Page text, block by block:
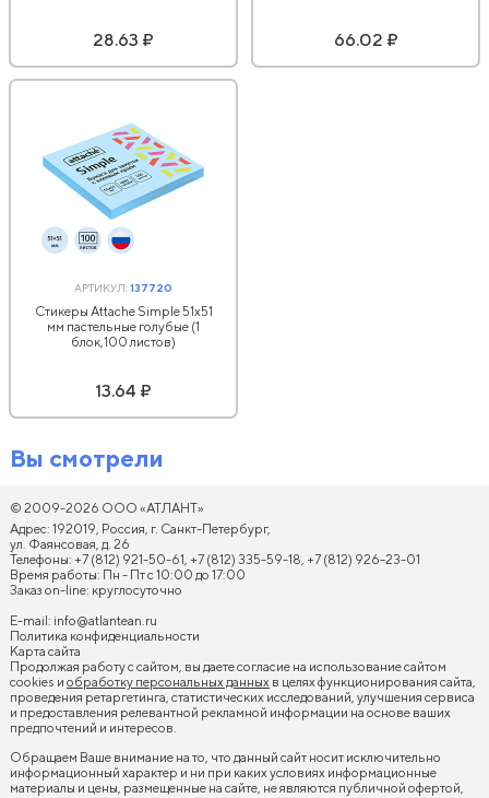
28.63 ₽ 66.02 ₽
АРТИКУЛ:137720
Стикеры Attache Simple 51х51
мм пастельные голубые (1
блок,100 листов)
13.64 ₽
Вы смотрели
© 2009-2026 ООО «АТЛАНТ»
Адрес: 192019, Россия, г. Санкт-Петербург,
ул. Фаянсовая, д. 26
Телефоны: +7 (812) 921-50-61, +7 (812) 335-59-18, +7 (812) 926-23-01
Время работы: Пн - Пт с 10:00 до 17:00
Заказ on-line: круглосуточно
E-mail: info@atlantean.ru
Политика конфиденциальности
Карта сайта
Продолжая работу с сайтом, вы даете согласие на использование сайтом
cookies и обработку персональных данных в целях функционирования сайта,
проведения ретаргетинга, статистических исследований, улучшения сервиса
и предоставления релевантной рекламной информации на основе ваших
предпочтений и интересов.
Обращаем Ваше внимание на то, что данный сайт носит исключительно
информационный характер и ни при каких условиях информационные
материалы и цены, размещенные на сайте, не являются публичной офертой,